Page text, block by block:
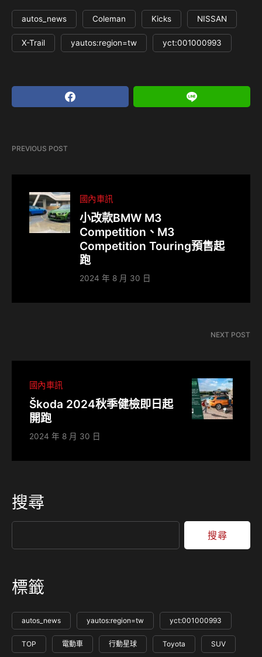
autos_news Coleman Kicks NISSAN
X-Trail yautos:region=tw yct:001000993
PREVIOUS POST
國內車訊
小改款BMW M3
Competition、M3
Competition Touring預售起
跑
2024 年 8 月 30 日
NEXT POST
國內車訊
Škoda 2024秋季健檢即日起
開跑
2024 年 8 月 30 日
搜尋
搜尋
標籤
autos_news yautos:region=tw yct:001000993
TOP 電動車 行動星球 Toyota SUV